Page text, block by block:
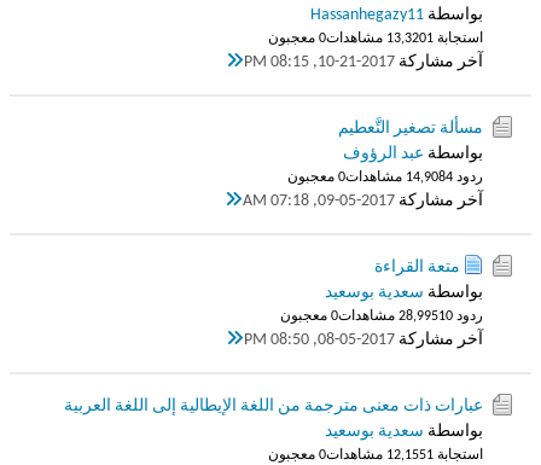
بواسطة Hassanhegazy11
استجابة 1 13,320 مشاهدات 0 معجبون
آخر مشاركة 10-21-2017, 08:15 PM
مسألة تصغير التَّعطيم
بواسطة عبد الرؤوف
ردود 4 14,908 مشاهدات 0 معجبون
آخر مشاركة 09-05-2017, 07:18 AM
متعة القراءة
بواسطة سعدية بوسعيد
ردود 10 28,995 مشاهدات 0 معجبون
آخر مشاركة 08-05-2017, 08:50 PM
عبارات ذات معنى مترجمة من اللغة الإيطالية إلى اللغة العربية
بواسطة سعدية بوسعيد
استجابة 1 12,155 مشاهدات 0 معجبون